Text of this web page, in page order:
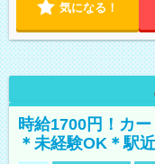
気になる！
時給1700円！カ
＊未経験OK＊駅